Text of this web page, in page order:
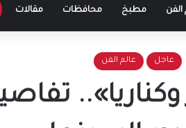
الفن مطبخ محافظات مقالات
عاجل عالم الفن